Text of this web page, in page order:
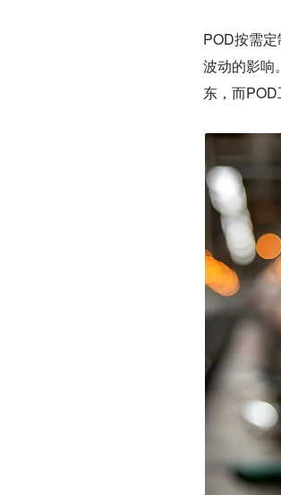
POD按需
波动的影响
东，而POD